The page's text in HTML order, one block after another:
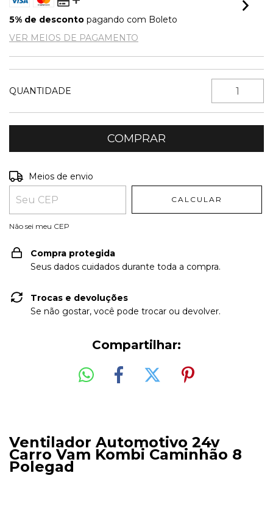
5% de desconto pagando com Boleto
VER MEIOS DE PAGAMENTO
QUANTIDADE
Entregas para o CEP:
Meios de envio
CALCULAR
Não sei meu CEP
Compra protegida
Seus dados cuidados durante toda a compra.
Trocas e devoluções
Se não gostar, você pode trocar ou devolver.
Compartilhar:
Ventilador Automotivo 24v
Carro Vam Kombi Caminhão 8
Polegad